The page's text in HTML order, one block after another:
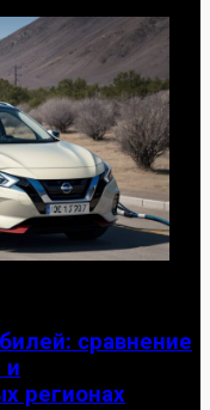
сравнение
и
регионах